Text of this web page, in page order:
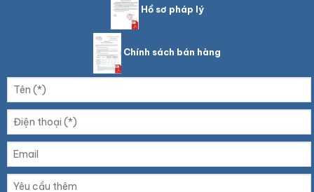
Hồ sơ pháp lý
Chính sách bán hàng